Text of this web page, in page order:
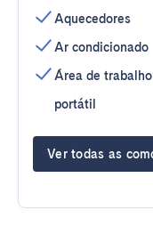
Aquecedores
Ar condicionado
Área de
portátil
Ver todas as